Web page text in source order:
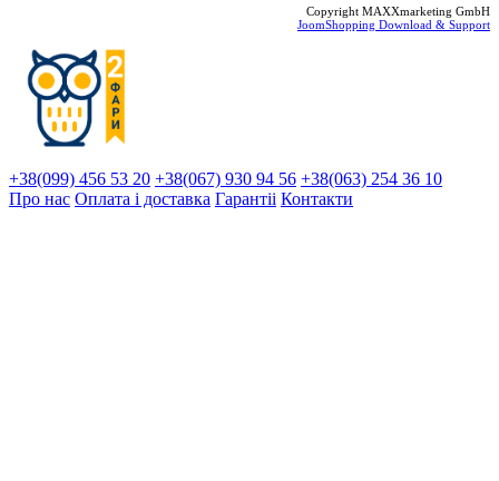
Copyright MAXXmarketing GmbH
JoomShopping Download & Support
+38(099) 456 53 20 +38(067) 930 94 56 +38(063) 254 36 10
Про нас Оплата і доставка Гарантіi Контакти